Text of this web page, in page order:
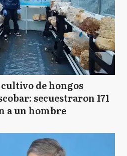
de hongos
secuestraron 171
a un hombre